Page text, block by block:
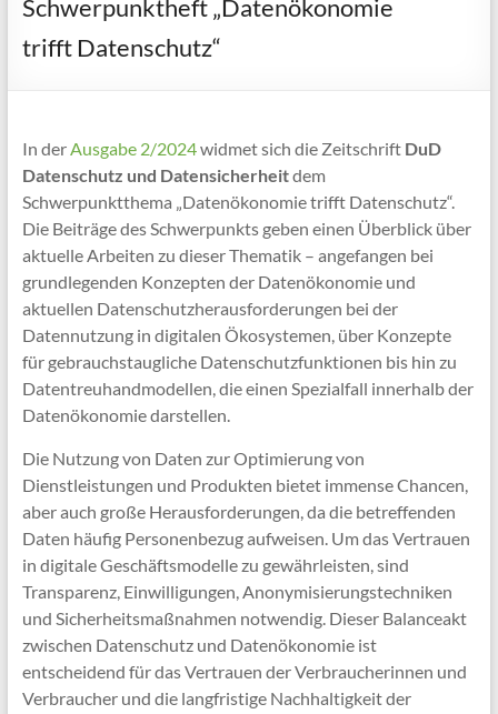
Projektwebsite
Verbundvorhabens
D’accord
Schwerpunktheft „Datenökonomie
trifft Datenschutz“
In der Ausgabe 2/2024widmet sich die Zeitschrift DuD
Datenschutz und Datensicherheitdem
Schwerpunktthema „Datenökonomie trifft Datenschutz“.
Die Beiträge des Schwerpunkts geben einen Überblick über
aktuelle Arbeiten zu dieser Thematik – angefangen bei
grundlegenden Konzepten der Datenökonomie und
aktuellen Datenschutzherausforderungen bei der
Datennutzung in digitalen Ökosystemen, über Konzepte
für gebrauchstaugliche Datenschutzfunktionen bis hin zu
Datentreuhandmodellen, die einen Spezialfall innerhalb der
Datenökonomie darstellen.
Die Nutzung von Daten zur Optimierung von
Dienstleistungen und Produkten bietet immense Chancen,
aber auch große Herausforderungen, da die betreffenden
Daten häufig Personenbezug aufweisen. Um das Vertrauen
in digitale Geschäftsmodelle zu gewährleisten, sind
Transparenz, Einwilligungen, Anonymisierungstechniken
und Sicherheitsmaßnahmen notwendig. Dieser Balanceakt
zwischen Datenschutz und Datenökonomie ist
entscheidend für das Vertrauen der Verbraucherinnen und
Verbraucher und die langfristige Nachhaltigkeit der